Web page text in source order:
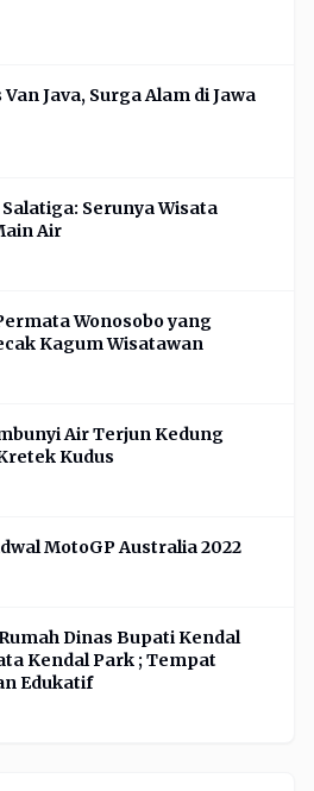
Java, Surga Alam di Jawa
Serunya Wisata
Air
Wonosobo yang
Kagum Wisatawan
Air Terjun Kedung
Kudus
MotoGP Australia 2022
Dinas Bupati Kendal
Kendal Park ; Tempat
Edukatif